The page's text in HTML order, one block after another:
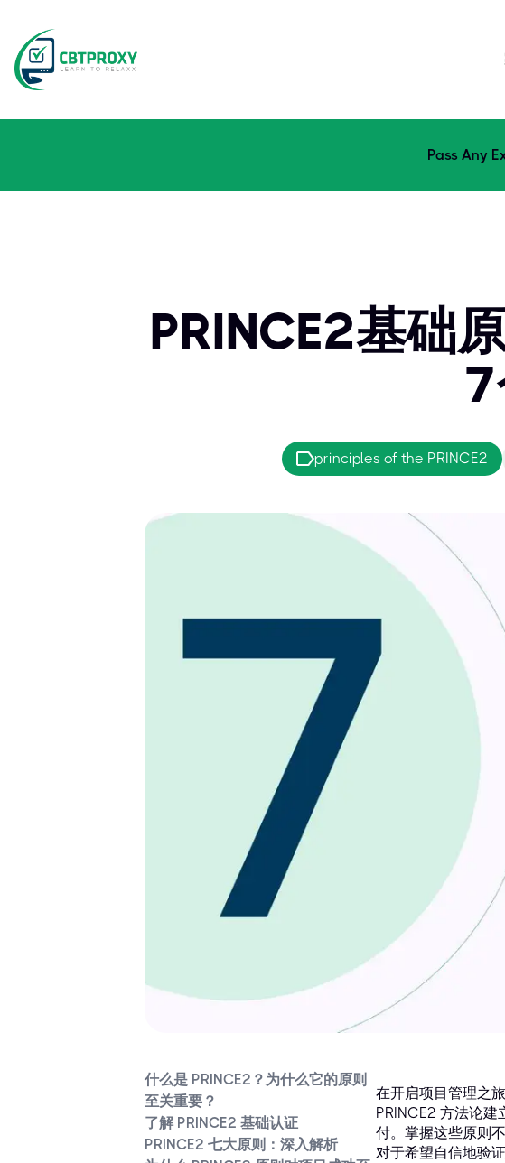
Pass Any
PRINCE2基础
principles of the PRINCE2
什么是 PRINCE2？为什么它的原则
至关重要？
了解 PRINCE2 基础认证
PRINCE2 七大原则：深入解析
在开启项目管理之
PRINCE2 方法论
付。掌握这些原则
对于希望自信地验